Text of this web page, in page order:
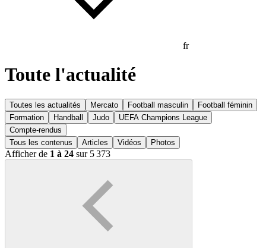
fr
Toute l'actualité
Toutes les actualités Mercato Football masculin
Football féminin
Formation
Handball Judo
UEFA Champions League
Compte-rendus
Tous les contenus
Articles Vidéos Photos
Afficher de 1 à 24 sur 5 373